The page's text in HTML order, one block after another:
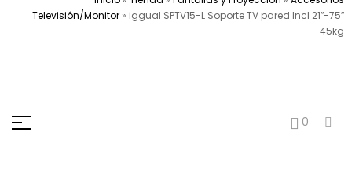
Televisión/Monitor » iggual SPTV15-L Soporte TV pared Incl 21″-75″
45kg
0